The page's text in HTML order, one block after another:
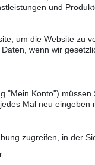
und
um die Website zu
wenn wir
"Mein Konto")
Mal neu
zugreifen, in der